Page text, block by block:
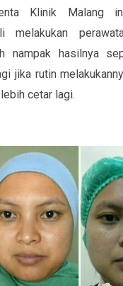
Klinik Malang
melakukan
nampak hasilnya
jika rutin
cetar lagi.